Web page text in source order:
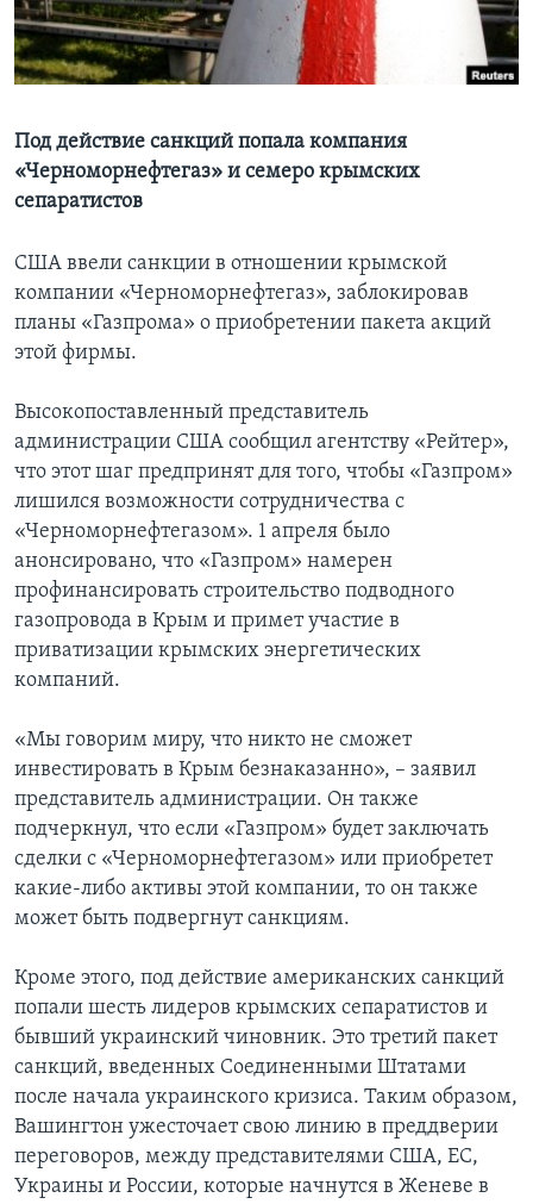
Learning English
Языки
Под действие санкций попала компания
«Черноморнефтегаз» и семеро крымских
сепаратистов
США ввели санкции в отношении крымской
компании «Черноморнефтегаз», заблокировав
планы «Газпрома» о приобретении пакета акций
этой фирмы.
Высокопоставленный представитель
администрации США сообщил агентству «Рейтер»,
что этот шаг предпринят для того, чтобы «Газпром»
лишился возможности сотрудничества с
«Черноморнефтегазом». 1 апреля было
анонсировано, что «Газпром» намерен
профинансировать строительство подводного
газопровода в Крым и примет участие в
приватизации крымских энергетических
компаний.
«Мы говорим миру, что никто не сможет
инвестировать в Крым безнаказанно», – заявил
представитель администрации. Он также
подчеркнул, что если «Газпром» будет заключать
сделки с «Черноморнефтегазом» или приобретет
какие-либо активы этой компании, то он также
может быть подвергнут санкциям.
Кроме этого, под действие американских санкций
попали шесть лидеров крымских сепаратистов и
бывший украинский чиновник. Это третий пакет
санкций, введенных Соединенными Штатами
после начала украинского кризиса. Таким образом,
Вашингтон ужесточает свою линию в преддверии
переговоров, между представителями США, ЕС,
Украины и России, которые начнутся в Женеве в